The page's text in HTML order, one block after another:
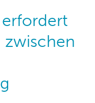
zwischen